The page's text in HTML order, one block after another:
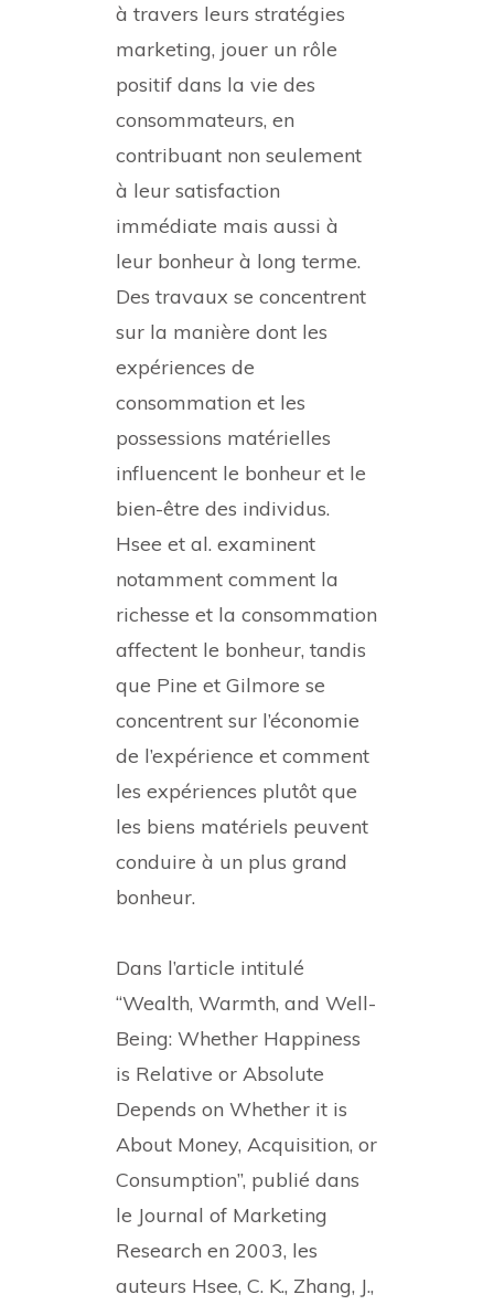
à travers leurs stratégies
marketing, jouer un rôle
positif dans la vie des
consommateurs, en
contribuant non seulement
à leur satisfaction
immédiate mais aussi à
leur bonheur à long terme.
Des travaux se concentrent
sur la manière dont les
expériences de
consommation et les
possessions matérielles
influencent le bonheur et le
bien-être des individus.
Hsee et al. examinent
notamment comment la
richesse et la consommation
affectent le bonheur, tandis
que Pine et Gilmore se
concentrent sur l’économie
de l’expérience et comment
les expériences plutôt que
les biens matériels peuvent
conduire à un plus grand
bonheur.
Dans l’article intitulé
“Wealth, Warmth, and Well-
Being: Whether Happiness
is Relative or Absolute
Depends on Whether it is
About Money, Acquisition, or
Consumption”, publié dans
le Journal of Marketing
Research en 2003, les
auteurs Hsee, C. K., Zhang, J.,